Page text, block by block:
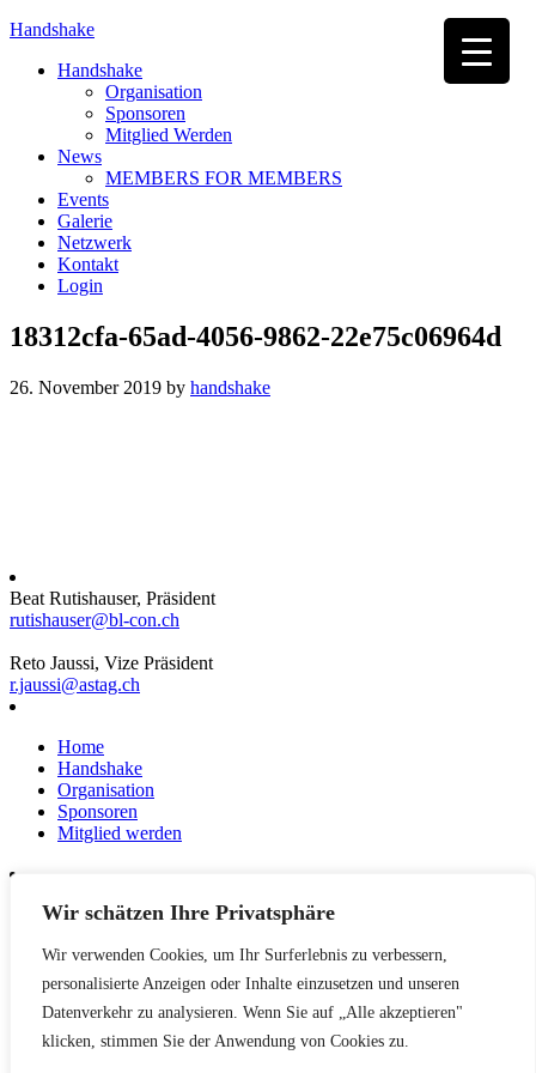
Wir schätzen Ihre Privatsphäre
Wir verwenden Cookies, um Ihr Surferlebnis zu verbessern,
personalisierte Anzeigen oder Inhalte einzusetzen und unseren
Datenverkehr zu analysieren. Wenn Sie auf „Alle akzeptieren"
klicken, stimmen Sie der Anwendung von Cookies zu.
Handshake
Handshake
Organisation
Sponsoren
Mitglied Werden
News
MEMBERS FOR MEMBERS
Events
Galerie
Netzwerk
Kontakt
Login
18312cfa-65ad-4056-9862-22e75c06964d
26. November 2019 by handshake
Beat Rutishauser, Präsident
rutishauser@bl-con.ch
Reto Jaussi, Vize Präsident
r.jaussi@astag.ch
Home
Handshake
Organisation
Sponsoren
Mitglied werden
News
Netzwerk
Kontakt